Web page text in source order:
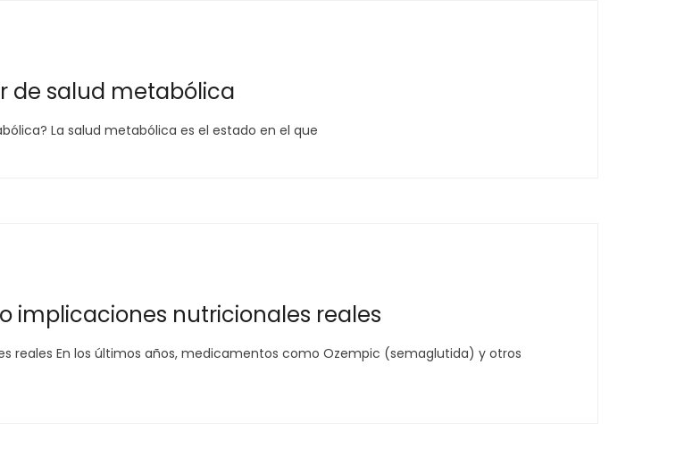
de salud metabólica
La salud metabólica es el estado en el que
implicaciones nutricionales reales
reales En los últimos años, medicamentos como Ozempic (semaglutida) y otros